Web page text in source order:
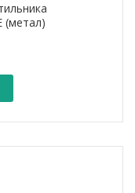
(метал)